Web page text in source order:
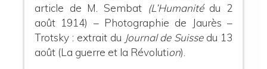
article de M. Sembat (L’Humanitédu 2
août 1914) – Photographie de Jaurès –
Trotsky : extrait du Journal de Suissedu 13
août (La guerre et la Révolution).